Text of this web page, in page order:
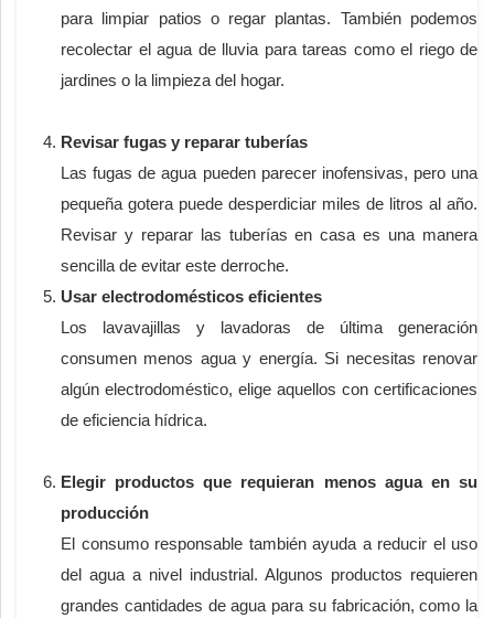
para limpiar patios o regar plantas. También podemos
recolectar el agua de lluvia para tareas como el riego de
jardines o la limpieza del hogar.
Revisar fugas y reparar tuberías
Las fugas de agua pueden parecer inofensivas, pero una
pequeña gotera puede desperdiciar miles de litros al año.
Revisar y reparar las tuberías en casa es una manera
sencilla de evitar este derroche.
Usar electrodomésticos eficientes
Los lavavajillas y lavadoras de última generación
consumen menos agua y energía. Si necesitas renovar
algún electrodoméstico, elige aquellos con certificaciones
de eficiencia hídrica.
Elegir productos que requieran menos agua en su
producción
El consumo responsable también ayuda a reducir el uso
del agua a nivel industrial. Algunos productos requieren
grandes cantidades de agua para su fabricación, como la